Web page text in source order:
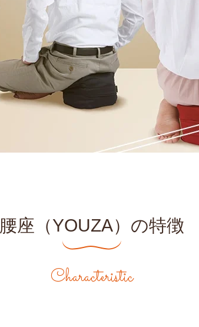
腰座（YOUZA）の特徴
Characteristic